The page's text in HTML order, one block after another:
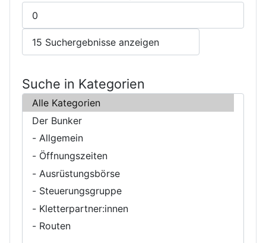
Suche in Kategorien